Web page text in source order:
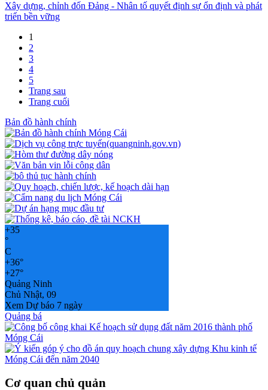
Xây dựng, chỉnh đốn Đảng - Nhân tố quyết định sự ổn định và phát
triển bền vững
1
2
3
4
5
Trang sau
Trang cuối
Bản đồ hành chính
+35
°
C
+36°
+27°
Quảng Ninh
Chủ Nhật, 09
Xem Dự báo 7 ngày
Quảng bá
Cơ quan chủ quản